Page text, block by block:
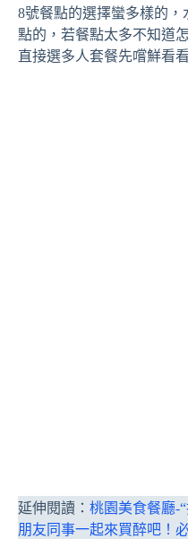
8號餐點的選擇蠻多樣的
點的，若餐點太多不知道
直接選多人套餐先嚐鮮看
延伸閱讀： 桃園美食餐廳-
朋友同事一起來買醉吧！